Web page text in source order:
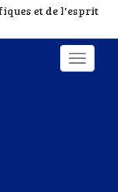
et de l'esprit